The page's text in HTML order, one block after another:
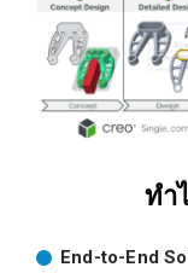
ทำ
End-to-End